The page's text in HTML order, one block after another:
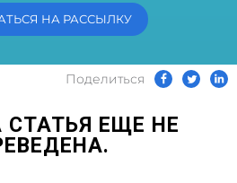
НА РАССЫЛКУ
Поделиться
СТАТЬЯ ЕЩЕ НЕ